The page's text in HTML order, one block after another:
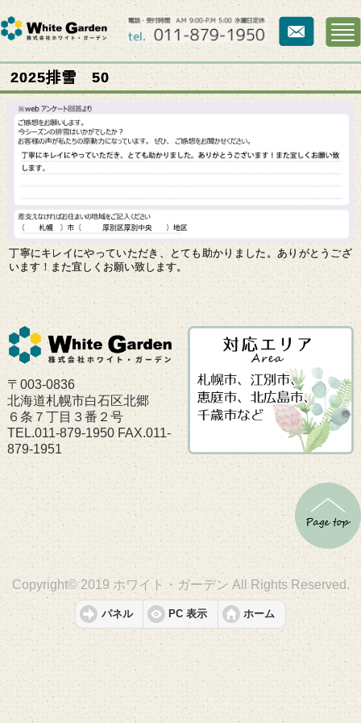
2025排雪 50
丁寧にキレイにやっていただき、とても助かりました。ありがとうござ
います！ また宜しくお願い致します。
〒003-0836
北海道札幌市白石区北郷
６条７丁目３番２号
TEL.011-879-1950 FAX.011-
879-1951
Copyright© 2019 ホワイト・ガーデン All Rights Reserved.
パネル PC 表示 ホーム